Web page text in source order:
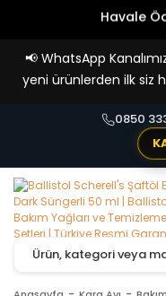
Vade
📢 WhatsApp
yeni ürünlerden ilk siz
0850